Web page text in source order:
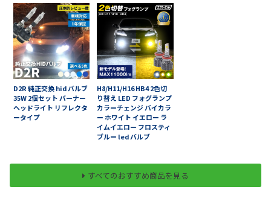
D2R 純正交換 hid バルブ
35W 2個セット バーナー
ヘッドライト リフレクタ
ータイプ
H8/H11/H16 HB4 2色切
り替え LED フォグランプ
カラーチェンジ バイカラ
ー ホワイト イエロー ラ
イムイエロー フロスティ
ブルー led バルブ
すべてのおすすめ商品を見る